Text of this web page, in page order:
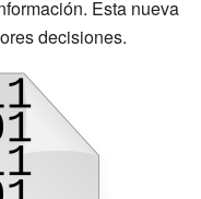
Esta nueva
decisiones.